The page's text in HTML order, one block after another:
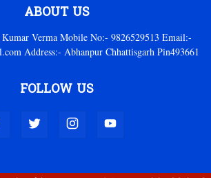
ABOUT US
Verma Mobile No:- 9826529513 Email:-
Address:- Abhanpur Chhattisgarh Pin493661
FOLLOW US